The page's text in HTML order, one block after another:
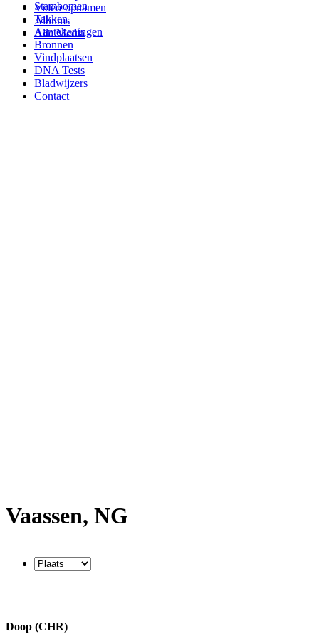
Video-opnamen
Albums
Alle Media
Stambomen
Takken
Aantekeningen
Bronnen
Vindplaatsen
DNA Tests
Bladwijzers
Contact
Vaassen, NG
Doop (CHR)